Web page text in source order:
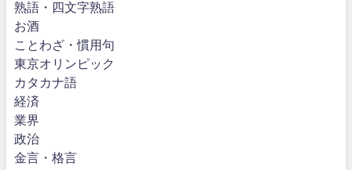
熟語・四文字熟語
お酒
ことわざ・慣用句
東京オリンピック
カタカナ語
経済
業界
政治
金言・格言